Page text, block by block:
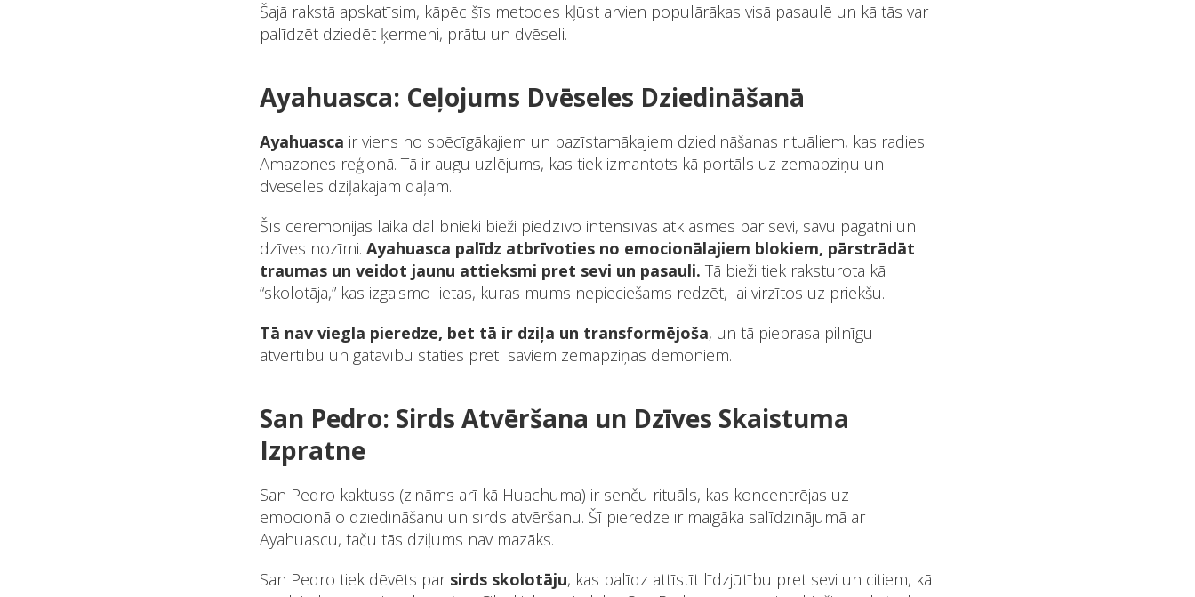
Šajā rakstā apskatīsim, kāpēc šīs metodes kļūst arvien populārākas visā pasaulē un kā tās var
palīdzēt dziedēt ķermeni, prātu un dvēseli.
Ayahuasca: Ceļojums Dvēseles Dziedināšanā
Ayahuasca ir viens no spēcīgākajiem un pazīstamākajiem dziedināšanas rituāliem, kas radies
Amazones reģionā. Tā ir augu uzlējums, kas tiek izmantots kā portāls uz zemapziņu un
dvēseles dziļākajām daļām.
Šīs ceremonijas laikā dalībnieki bieži piedzīvo intensīvas atklāsmes par sevi, savu pagātni un
dzīves nozīmi. Ayahuasca palīdz atbrīvoties no emocionālajiem blokiem, pārstrādāt
traumas un veidot jaunu attieksmi pret sevi un pasauli. Tā bieži tiek raksturota kā
“skolotāja,” kas izgaismo lietas, kuras mums nepieciešams redzēt, lai virzītos uz priekšu.
Tā nav viegla pieredze, bet tā ir dziļa un transformējoša, un tā pieprasa pilnīgu
atvērtību un gatavību stāties pretī saviem zemapziņas dēmoniem.
San Pedro: Sirds Atvēršana un Dzīves Skaistuma
Izpratne
San Pedro kaktuss (zināms arī kā Huachuma) ir senču rituāls, kas koncentrējas uz
emocionālo dziedināšanu un sirds atvēršanu. Šī pieredze ir maigāka salīdzinājumā ar
Ayahuascu, taču tās dziļums nav mazāks.
San Pedro tiek dēvēts par sirds skolotāju, kas palīdz attīstīt līdzjūtību pret sevi un citiem, kā